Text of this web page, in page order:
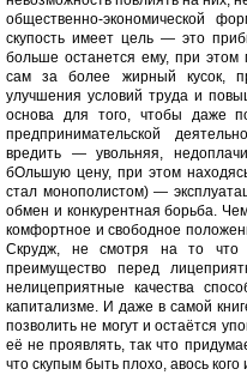
общественно-экономической
скупость имеет цель — это
больше останется ему, при этом
сам за более жирный кусок,
улучшения условий труда и
основа для того, чтобы даже
предпринимательской
вредить — увольняя,
бОльшую цену, при этом
стал монополистом) —
обмен и конкурентная борьба.
комфортное и свободное
Скрудж, не смотря на то что
преимущество перед
нелицеприятные качества
капитализме. И даже в самой
позволить не могут и остаётся
её не проявлять, так что
что скупым быть плохо, авось